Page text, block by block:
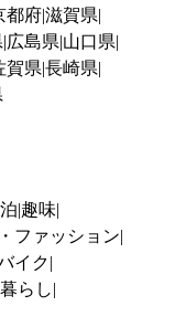
都府滋賀県
広島県 山口県
賀県 長崎県
趣味
ファッション
イク
暮らし